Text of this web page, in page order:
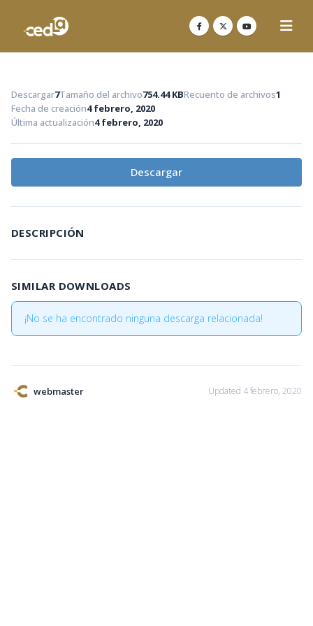
Descargar7Tamaño del archivo754.44 KBRecuento de archivos1
Fecha de creación4 febrero, 2020
Última actualización4 febrero, 2020
Descargar
DESCRIPCIÓN
SIMILAR DOWNLOADS
¡No se ha encontrado ninguna descarga relacionada!
webmaster Updated 4 febrero, 2020